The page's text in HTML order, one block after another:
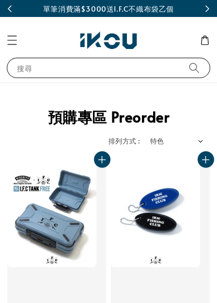
單筆消費滿$3000送I.F.C不織布袋乙個
搜尋
預購專區 Preorder
排列方式 :